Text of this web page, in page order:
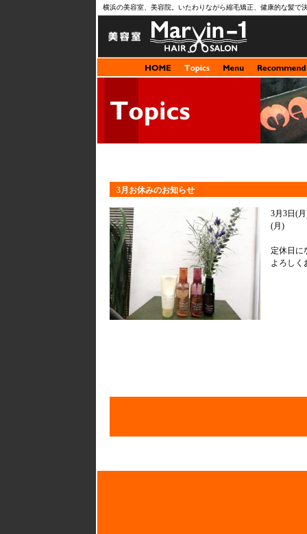
横浜の美容室、美容院。いたわりながら縮毛矯正、健康的な髪で
3月お休みのお知らせ
3月3日(
(月)
定休日に
よろしく